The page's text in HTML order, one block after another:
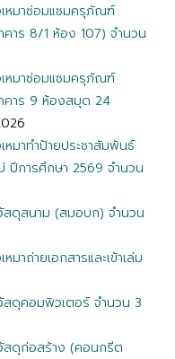
เหมาซ่อมแซมครุภัณฑ์
าร 8/1 ห้อง 107) จำนวน
เหมาซ่อมแซมครุภัณฑ์
คาร 9 ห้องสมุด 24
หมาทำป้ายประชาสัมพันธ์
ปีการศึกษา 2569 จำนวน
สดุสนาม (สมอบก) จำนวน
มาถ่ายเอกสารและเข้าเล่ม
สดุคอมพิวเตอร์ จำนวน 3
สดุก่อสร้าง (คอนกรีต